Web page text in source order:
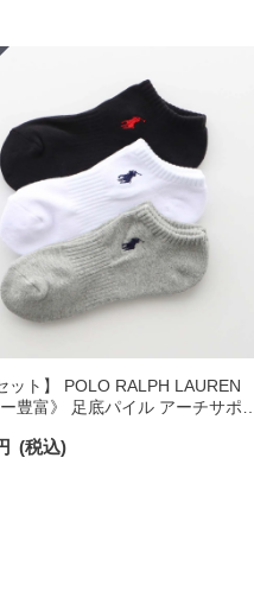
ット】 POLO RALPH LAUREN
ー豊富》 足底パイル アーチサポー
ィース 93246602
(税込)